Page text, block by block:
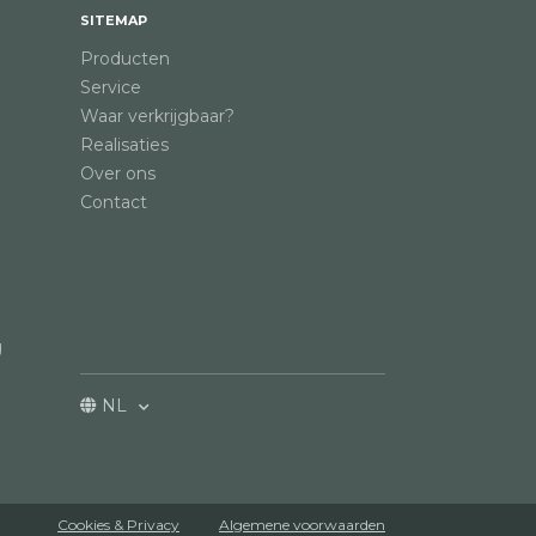
SITEMAP
Producten
Service
Waar verkrijgbaar?
Realisaties
Over ons
Contact
NL
Cookies & Privacy Algemene voorwaarden